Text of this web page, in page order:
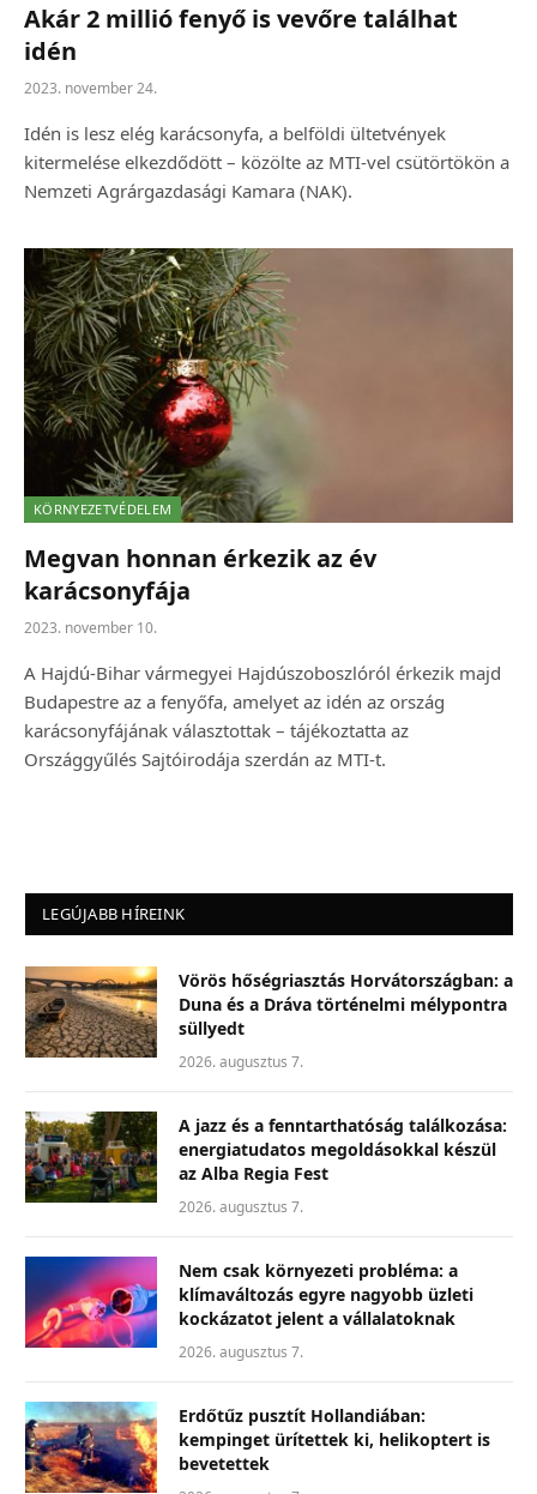
Akár 2 millió fenyő is vevőre találhat
idén
2023. november 24.
Idén is lesz elég karácsonyfa, a belföldi ültetvények
kitermelése elkezdődött – közölte az MTI-vel csütörtökön a
Nemzeti Agrárgazdasági Kamara (NAK).
KÖRNYEZETVÉDELEM
Megvan honnan érkezik az év
karácsonyfája
2023. november 10.
A Hajdú-Bihar vármegyei Hajdúszoboszlóról érkezik majd
Budapestre az a fenyőfa, amelyet az idén az ország
karácsonyfájának választottak – tájékoztatta az
Országgyűlés Sajtóirodája szerdán az MTI-t.
LEGÚJABB HÍREINK
Vörös hőségriasztás Horvátországban: a
Duna és a Dráva történelmi mélypontra
süllyedt
2026. augusztus 7.
A jazz és a fenntarthatóság találkozása:
energiatudatos megoldásokkal készül
az Alba Regia Fest
2026. augusztus 7.
Nem csak környezeti probléma: a
klímaváltozás egyre nagyobb üzleti
kockázatot jelent a vállalatoknak
2026. augusztus 7.
Erdőtűz pusztít Hollandiában:
kempinget ürítettek ki, helikoptert is
bevetettek